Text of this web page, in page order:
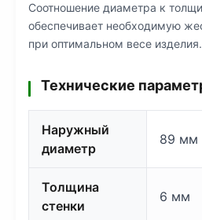
Соотношение диаметра к
обеспечивает необходимую
при оптимальном весе изделия.
Технические
Наружный
диаметр
89 мм
Толщина
стенки
6 мм